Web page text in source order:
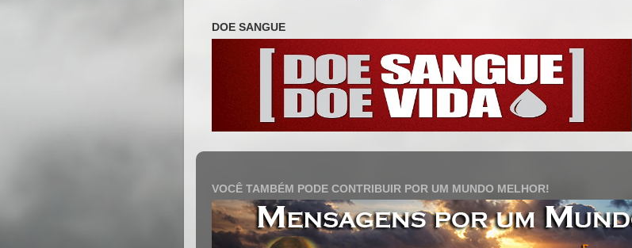
DOE SANGUE
VOCÊ TAMBÉM PODE CONTRIBUIR POR UM MUNDO MELHOR!